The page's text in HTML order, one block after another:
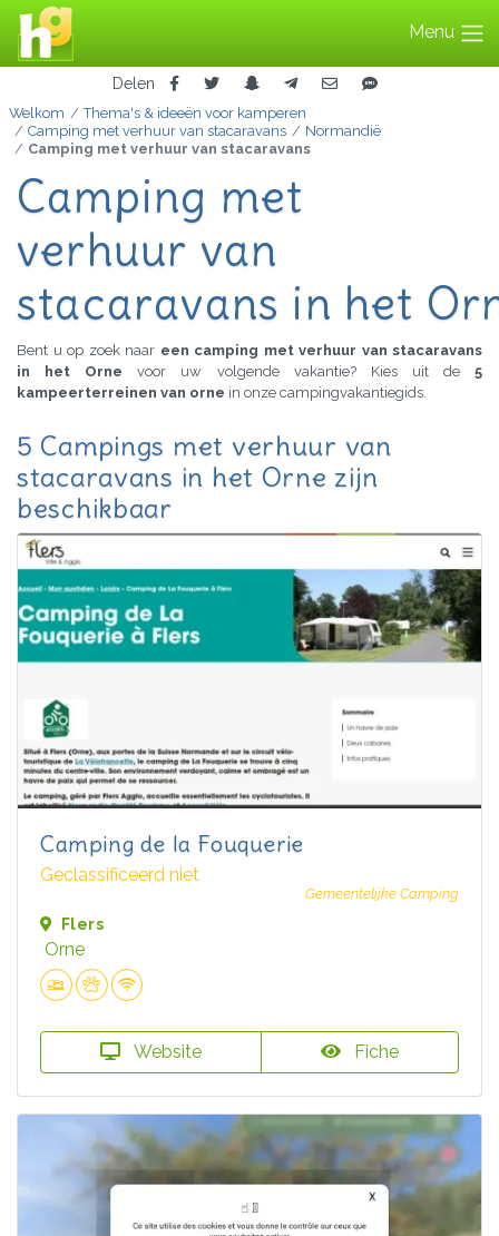
Menu
Delen
Welkom
Thema's & ideeën voor kamperen
Camping met verhuur van stacaravans
Normandië
Camping met verhuur van stacaravans
Camping met
verhuur van
stacaravans in het
Bent u op zoek naar een camping met verhuur van stacaravans
in het Ornevoor uw volgende vakantie? Kies uit de5
kampeerterreinen van orne in onze campingvakantiegids.
5 Campings met verhuur van
stacaravans in het Orne zijn
beschikbaar
Camping de la Fouquerie
Geclassificeerd niet
Gemeentelijke Camping
Flers
Orne
Website Fiche